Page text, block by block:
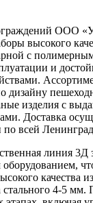
ООО
высокого
с
и
дизайну
изделия с
Доставка
по всей
линия 3Д
качества
стального 4-5 мм.